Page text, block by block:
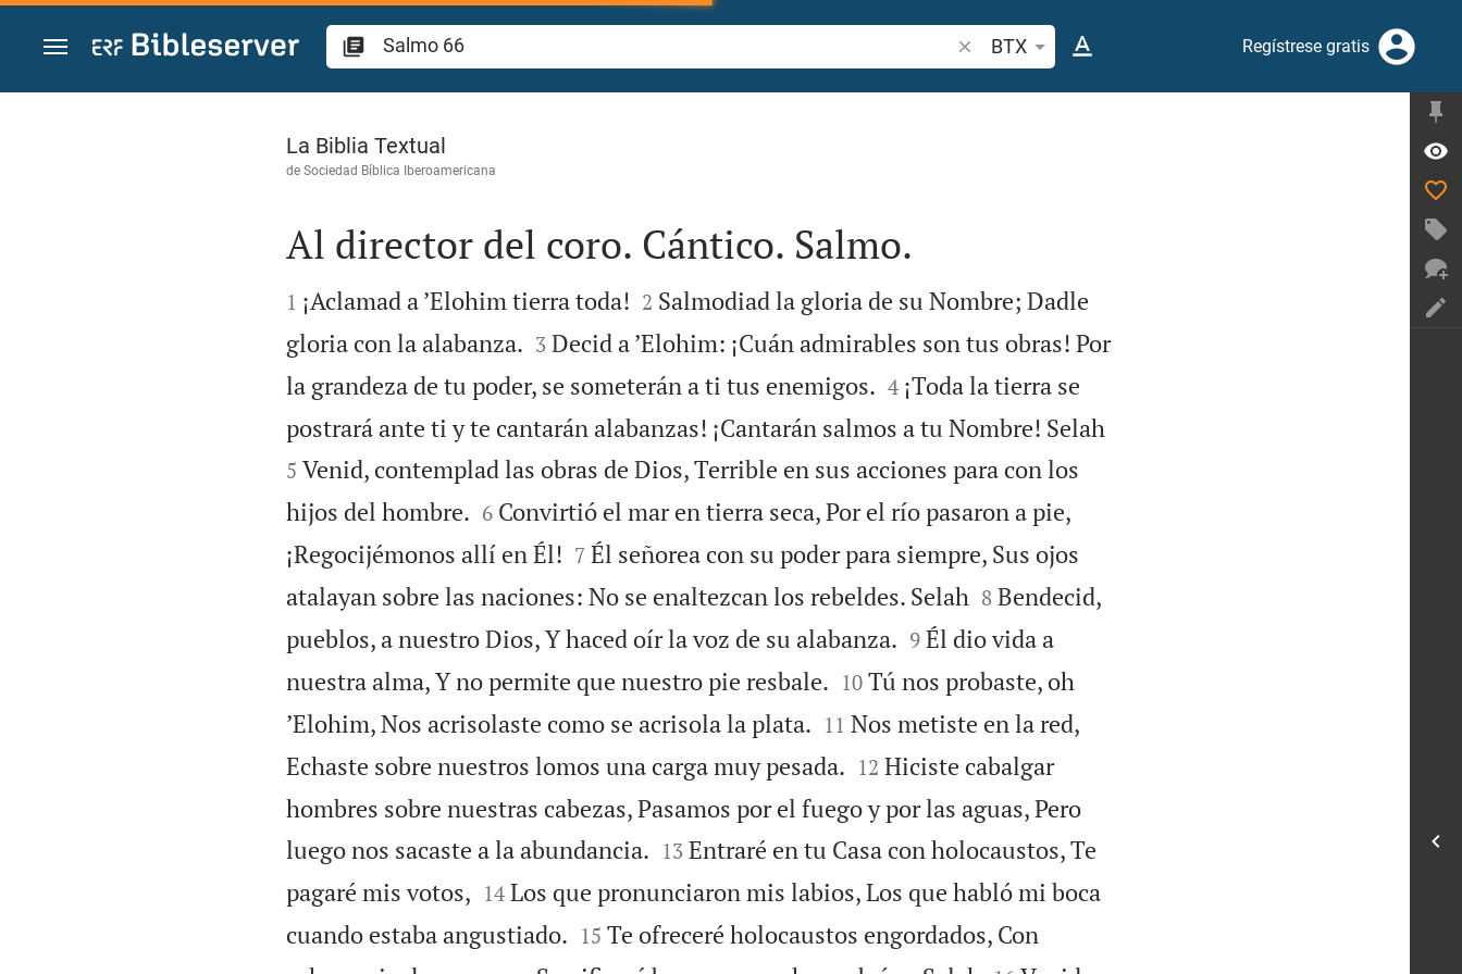
Ir a un contenido
Buscar versículo bíblico o palabra
BTX Regístrese gratis
Salmo 66
La Biblia Textual
de Sociedad Bíblica Iberoamericana

Al director del coro. Cántico. Salmo.

1 ¡Aclamad a ’Elohim tierra toda!
2 Salmodiad la gloria de su Nombre; Dadle
gloria con la alabanza.
3 Decid a ’Elohim: ¡Cuán admirables son tus obras! Por
la grandeza de tu poder, se someterán a ti tus enemigos.
4 ¡Toda la tierra se
postrará ante ti y te cantarán alabanzas! ¡Cantarán salmos a tu Nombre! Selah
5 Venid, contemplad las obras de Dios, Terrible en sus acciones para con los
hijos del hombre.
6 Convirtió el mar en tierra seca, Por el río pasaron a pie,
¡Regocijémonos allí en Él!
7 Él señorea con su poder para siempre, Sus ojos
atalayan sobre las naciones: No se enaltezcan los rebeldes. Selah 

8 Bendecid,
pueblos, a nuestro Dios, Y haced oír la voz de su alabanza.
9 Él dio vida a
nuestra alma, Y no permite que nuestro pie resbale.
10 Tú nos probaste, oh
’Elohim, Nos acrisolaste como se acrisola la plata.
11 Nos metiste en la red,
Echaste sobre nuestros lomos una carga muy pesada.
12 Hiciste cabalgar
hombres sobre nuestras cabezas, Pasamos por el fuego y por las aguas, Pero
luego nos sacaste a la abundancia.
13 Entraré en tu Casa con holocaustos, Te
pagaré mis votos,
14 Los que pronunciaron mis labios, Los que habló mi boca
cuando estaba angustiado.
15 Te ofreceré holocaustos engordados, Con